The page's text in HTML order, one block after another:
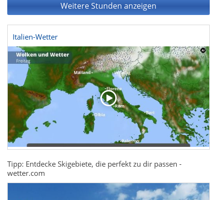
Weitere Stunden anzeigen
Italien-Wetter
Tipp: Entdecke Skigebiete, die perfekt zu dir passen -
wetter.com